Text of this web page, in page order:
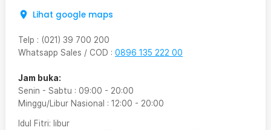
Lihat google maps
Telp : (021) 39 700 200
Whatsapp Sales / COD : 0896 135 222 00
Jam buka:
Senin - Sabtu : 09:00 - 20:00
Minggu/Libur Nasional : 12:00 - 20:00
Idul Fitri: libur